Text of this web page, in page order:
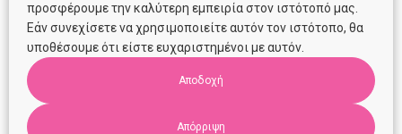
€26.00Original
price
€26.00.
€15.00Current
προσφέρουμε την καλύτερη εμπειρία στον ιστότοπό μας.
Εάν συνεχίσετε να χρησιμοποιείτε αυτόν τον ιστότοπο, θα
υποθέσουμε ότι είστε ευχαριστημένοι με αυτόν.
Αποδοχή
Απόρριψη